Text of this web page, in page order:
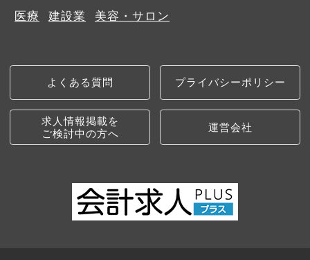
医療
建設業 美容・サロン
よくある質問 プライバシーポリシー
求人情報掲載を
ご検討中の方へ
運営会社